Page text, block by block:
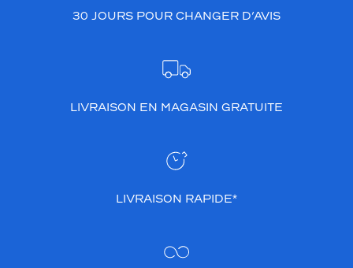
30 JOURS POUR CHANGER D’AVIS
LIVRAISON EN MAGASIN GRATUITE
LIVRAISON RAPIDE*